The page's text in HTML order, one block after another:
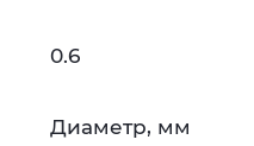
0.6
Диаметр, мм